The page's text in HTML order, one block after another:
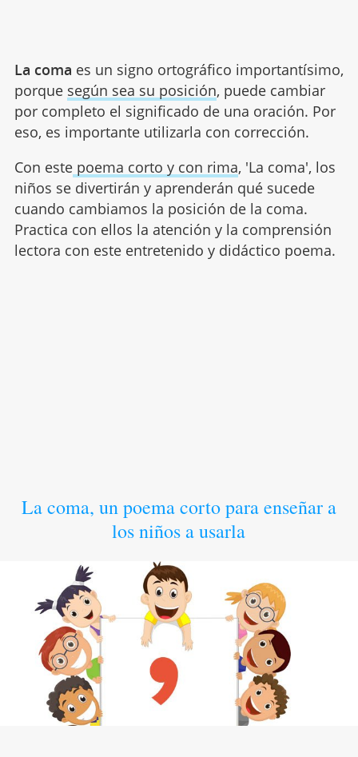
La coma es un signo ortográfico importantísimo,
porque según sea su posición, puede cambiar
por completo el significado de una oración. Por
eso, es importante utilizarla con corrección.
Con estepoema corto y con rima, 'La coma', los
niños se divertirán y aprenderán qué sucede
cuando cambiamos la posición de la coma.
Practica con ellos la atención y la comprensión
lectora con este entretenido y didáctico poema.
La coma, un poema corto para enseñar a
los niños a usarla